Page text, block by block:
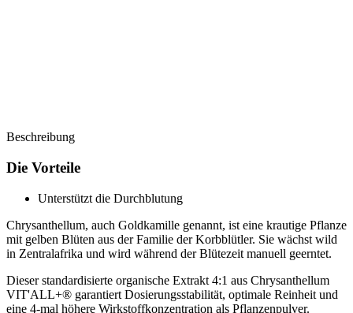
Beschreibung
Die Vorteile
Unterstützt die Durchblutung
Chrysanthellum, auch Goldkamille genannt, ist eine krautige Pflanze
mit gelben Blüten aus der Familie der Korbblütler. Sie wächst wild
in Zentralafrika und wird während der Blütezeit manuell geerntet.
Dieser standardisierte organische Extrakt 4:1 aus Chrysanthellum
VIT'ALL+® garantiert Dosierungsstabilität, optimale Reinheit und
eine 4-mal höhere Wirkstoffkonzentration als Pflanzenpulver.